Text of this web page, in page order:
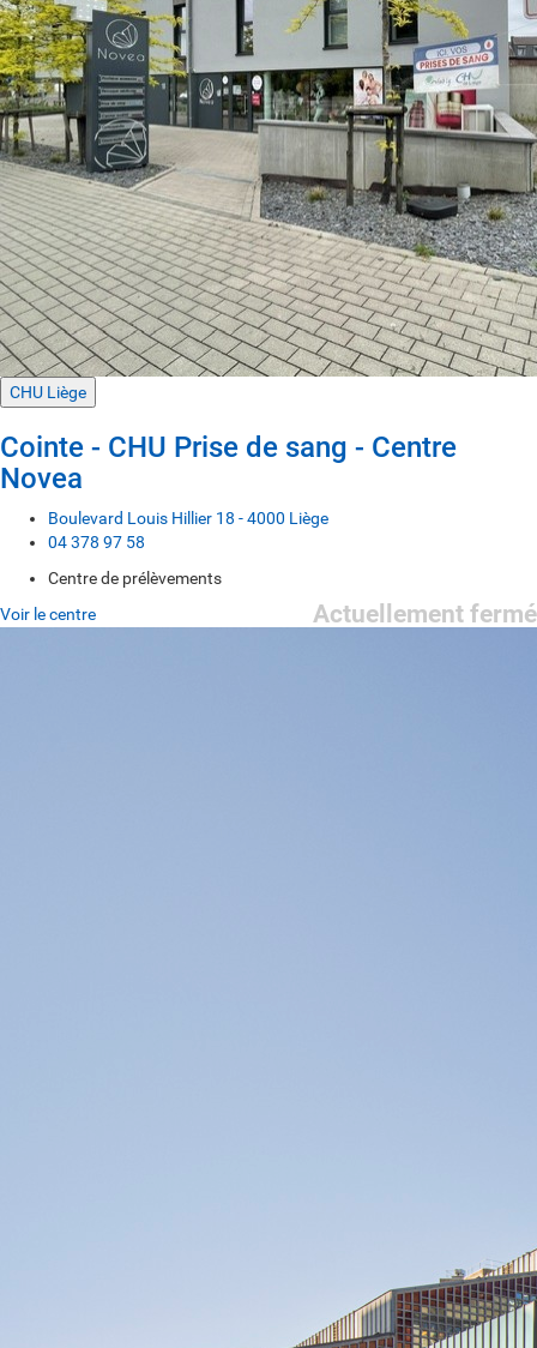
CHU Liège
Cointe - CHU Prise de sang - Centre
Novea
Boulevard Louis Hillier 18 - 4000 Liège
04 378 97 58
Centre de prélèvements
Actuellement fermé
Voir le centre